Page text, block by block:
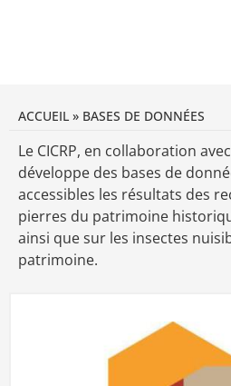
ACCUEIL » BASES DE DONNÉES
Le CICRP, en collaboration
développe des bases de
accessibles les résultats des
pierres du patrimoine
ainsi que sur les insectes
patrimoine.